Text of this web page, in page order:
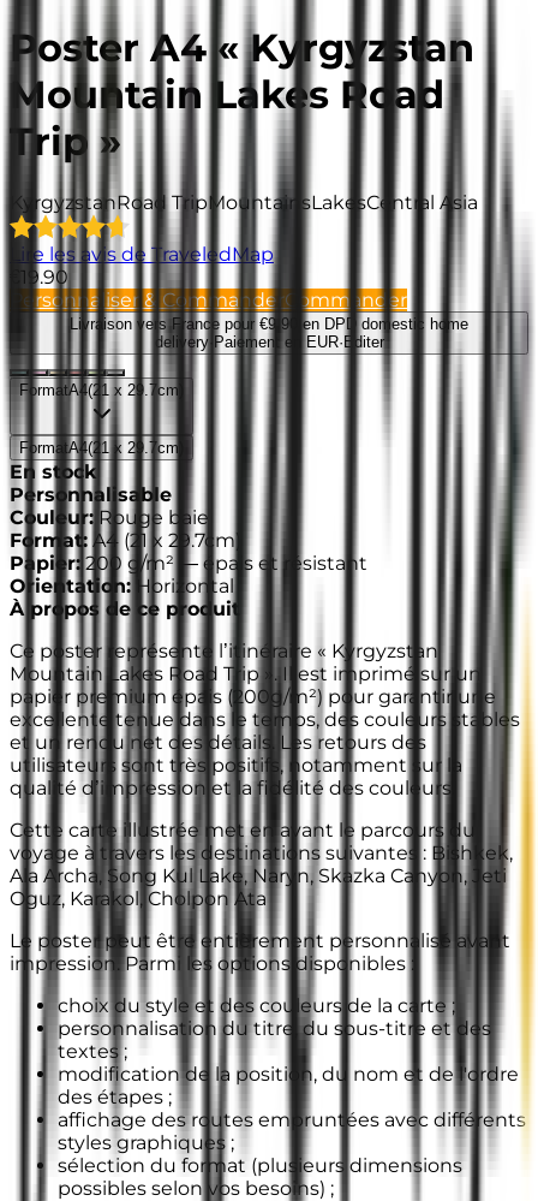
Poster A4 « Kyrgyzstan
Mountain Lakes Road
Trip »
KyrgyzstanRoad TripMountainsLakesCentral Asia
Lire les avis de TraveledMap
€19.90
Personnaliser & CommanderCommander
Livraison vers France pour €9.90 en DPD domestic home
delivery Paiement en EUR· Editer
FormatA4(21 x 29.7cm
FormatA4(21 x 29.7cm
En stock
Personnalisable
Couleur: Rouge baie
Format: A4 (21 x 29.7cm)
Papier: 200 g/m² — épais et résistant
Orientation: Horizontal
À propos de ce produit
Ce poster représente l’itinéraire « Kyrgyzstan
Mountain Lakes Road Trip ». Il est imprimé sur un
papier premium épais (200g/m²) pour garantir une
excellente tenue dans le temps, des couleurs stables
et un rendu net des détails. Les retours des
utilisateurs sont très positifs, notamment sur la
qualité d’impression et la fidélité des couleurs.
Cette carte illustrée met en avant le parcours du
voyage à travers les destinations suivantes : Bishkek,
Ala Archa, Song Kul Lake, Naryn, Skazka Canyon, Jeti
Oguz, Karakol, Cholpon Ata
Le poster peut être entièrement personnalisé avant
impression. Parmi les options disponibles :
choix du style et des couleurs de la carte ;
personnalisation du titre, du sous-titre et des
textes ;
modification de la position, du nom et de l'ordre
des étapes ;
affichage des routes empruntées avec différents
styles graphiques ;
sélection du format (plusieurs dimensions
possibles selon vos besoins) ;